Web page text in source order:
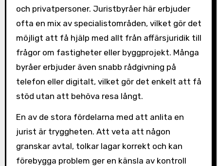
och privatpersoner. Juristbyråer här erbjuder
ofta en mix av specialistområden, vilket gör det
möjligt att få hjälp med allt från affärsjuridik till
frågor om fastigheter eller byggprojekt. Många
byråer erbjuder även snabb rådgivning på
telefon eller digitalt, vilket gör det enkelt att få
stöd utan att behöva resa långt.
En av de stora fördelarna med att anlita en
jurist är tryggheten. Att veta att någon
granskar avtal, tolkar lagar korrekt och kan
förebygga problem ger en känsla av kontroll